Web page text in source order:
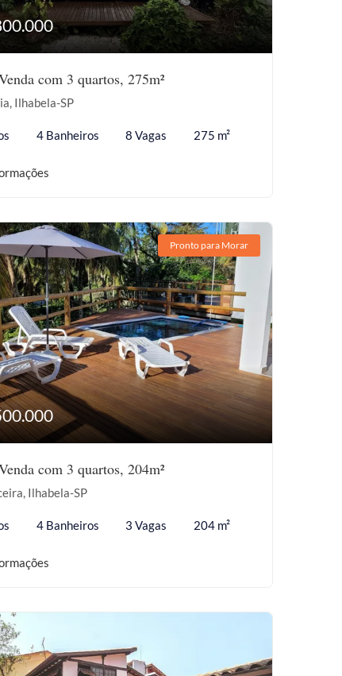
com 3 quartos, 275m²
Ilhabela-SP
4 Banheiros 8 Vagas 275 m²
Pronto para Morar
com 3 quartos, 204m²
Ilhabela-SP
4 Banheiros 3 Vagas 204 m²